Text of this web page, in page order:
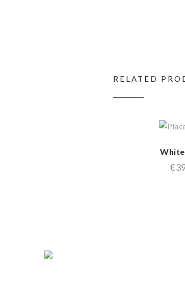
RELATED
€